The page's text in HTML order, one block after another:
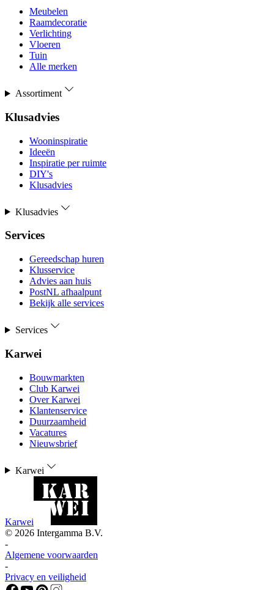
Meubelen
Raamdecoratie
Verlichting
Vloeren
Tuin
Alle merken
Assortiment
Klusadvies
Wooninspiratie
Ideeën
Inspiratie per ruimte
DIY's
Klusadvies
Klusadvies
Services
Gereedschap huren
Klusservice
Advies aan huis
PostNL afhaalpunt
Bekijk alle services
Services
Karwei
Bouwmarkten
Club Karwei
Over Karwei
Klantenservice
Duurzaamheid
Vacatures
Nieuwsbrief
Karwei
Karwei
© 2026 Intergamma B.V.
-
Algemene voorwaarden
-
Privacy en veiligheid